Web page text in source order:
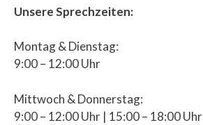
Unsere Sprechzeiten:
Montag & Dienstag:
9:00 – 12:00 Uhr
Mittwoch & Donnerstag:
9:00 – 12:00 Uhr | 15:00 – 18:00 Uhr